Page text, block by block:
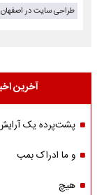
طراحی سایت در اصفهان
آخرین
پشت‌پرده یک آرایش
و ما ادراک بمب
هیچ